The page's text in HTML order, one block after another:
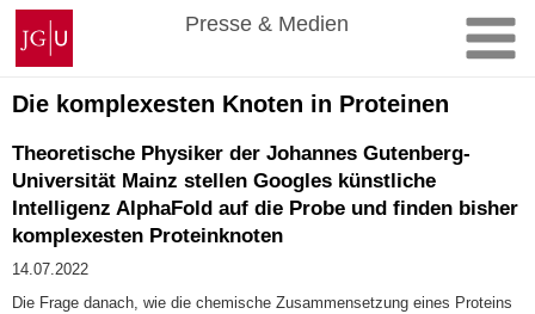
Zum
Inhalt
springen
Johannes
Gutenberg-
Universität
Mainz
Presse & Medien
Die komplexesten Knoten in Proteinen
Theoretische Physiker der Johannes Gutenberg-
Universität Mainz stellen Googles künstliche
Intelligenz AlphaFold auf die Probe und finden bisher
komplexesten Proteinknoten
14.07.2022
Die Frage danach, wie die chemische Zusammensetzung eines Proteins